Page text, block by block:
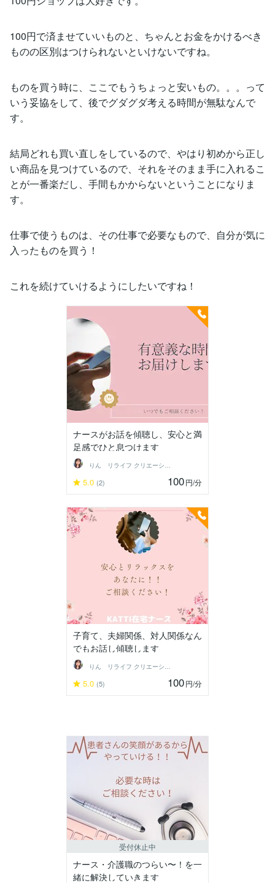
100円で済ませていいものと、ちゃんとお金をかけるべき
ものの区別はつけられないといけないですね。
ものを買う時に、ここでもうちょっと安いもの。。。って
いう妥協をして、後でグダグダ考える時間が無駄なんで
す。
結局どれも買い直しをしているので、やはり初めから正し
い商品を見つけているので、それをそのまま手に入れるこ
とが一番楽だし、手間もかからないということになりま
す。
仕事で使うものは、その仕事で必要なもので、自分が気に
入ったものを買う！
これを続けていけるようにしたいですね！
ナースがお話を傾聴し、安心と満
足感でひと息つけます
りん リライフ クリエーション
5.0 (2) 100円/分
子育て、夫婦関係、対人関係なん
でもお話し傾聴します
りん リライフ クリエーション
5.0 (5) 100円/分
受付休止中
ナース・介護職のつらい〜！を一
緒に解決していきます